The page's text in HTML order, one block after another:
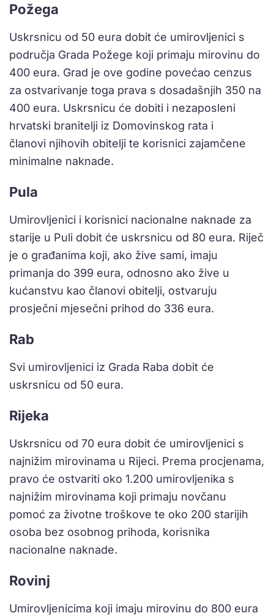
Požega
Uskrsnicu od 50 eura dobit će umirovljenici s
područja Grada Požege koji primaju mirovinu do
400 eura. Grad je ove godine povećao cenzus
za ostvarivanje toga prava s dosadašnjih 350 na
400 eura. Uskrsnicu će dobiti i nezaposleni
hrvatski branitelji iz Domovinskog rata i
članovi njihovih obitelji te korisnici zajamčene
minimalne naknade.
Pula
Umirovljenici i korisnici nacionalne naknade za
starije u Puli dobit će uskrsnicu od 80 eura. Riječ
je o građanima koji, ako žive sami, imaju
primanja do 399 eura, odnosno ako žive u
kućanstvu kao članovi obitelji, ostvaruju
prosječni mjesečni prihod do 336 eura.
Rab
Svi umirovljenici iz Grada Raba dobit će
uskrsnicu od 50 eura.
Rijeka
Uskrsnicu od 70 eura dobit će umirovljenici s
najnižim mirovinama u Rijeci. Prema procjenama,
pravo će ostvariti oko 1.200 umirovljenika s
najnižim mirovinama koji primaju novčanu
pomoć za životne troškove te oko 200 starijih
osoba bez osobnog prihoda, korisnika
nacionalne naknade.
Rovinj
Umirovljenicima koji imaju mirovinu do 800 eura